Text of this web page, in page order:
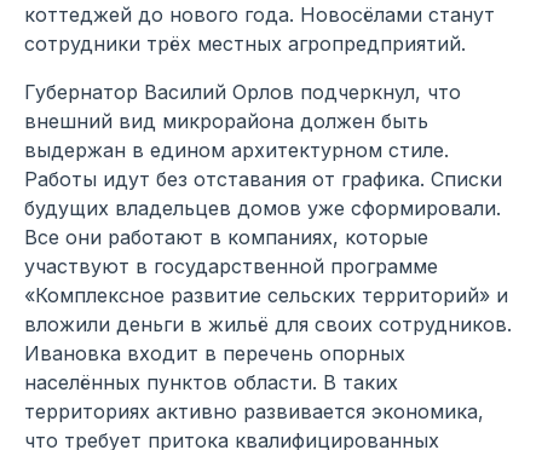
коттеджей до нового года. Новосёлами станут
сотрудники трёх местных агропредприятий.
Губернатор Василий Орлов подчеркнул, что
внешний вид микрорайона должен быть
выдержан в едином архитектурном стиле.
Работы идут без отставания от графика. Списки
будущих владельцев домов уже сформировали.
Все они работают в компаниях, которые
участвуют в государственной программе
«Комплексное развитие сельских территорий» и
вложили деньги в жильё для своих сотрудников.
Ивановка входит в перечень опорных
населённых пунктов области. В таких
территориях активно развивается экономика,
что требует притока квалифицированных